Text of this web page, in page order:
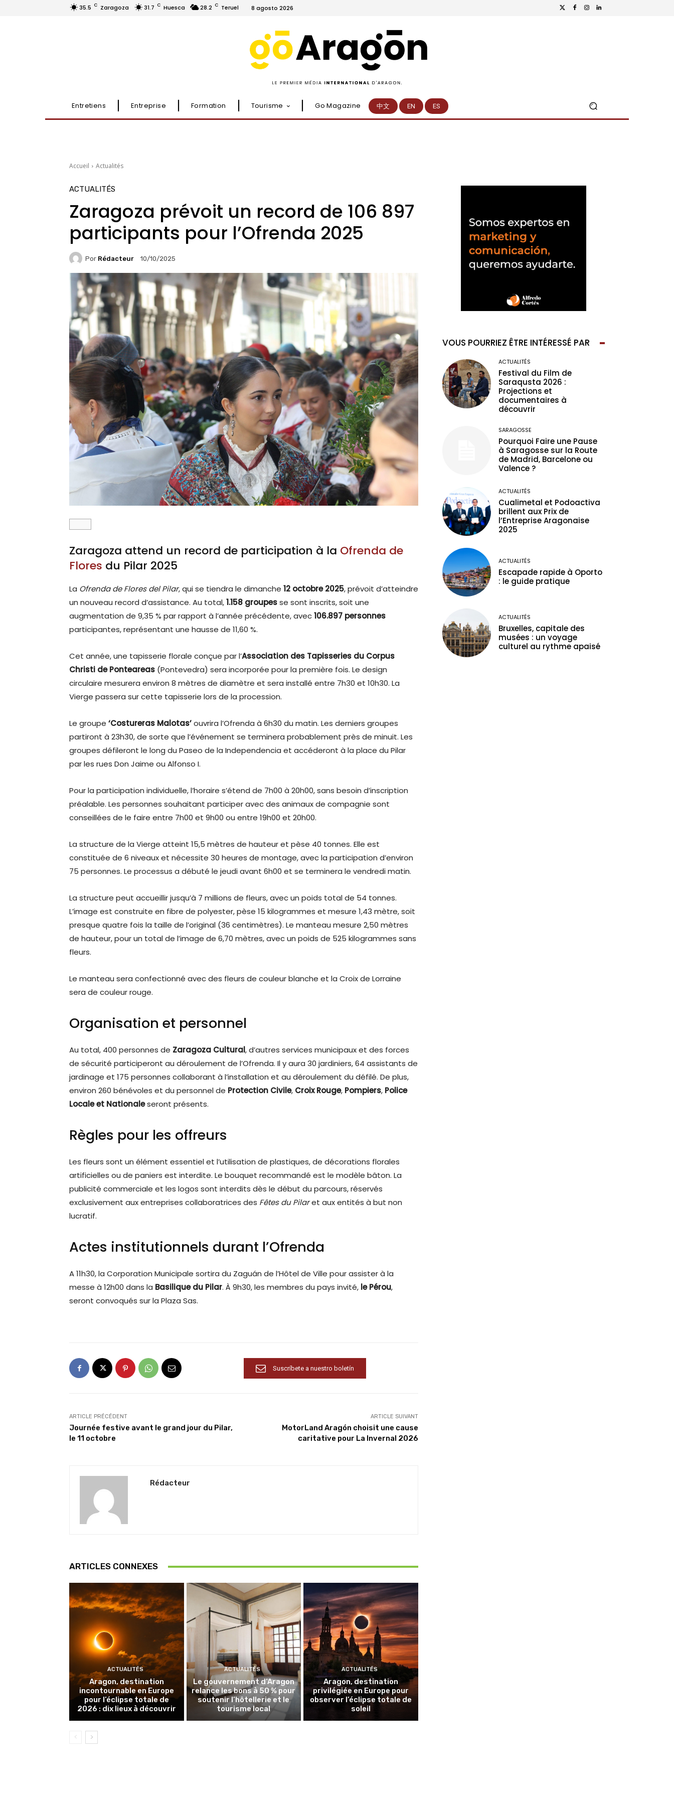
35.5 C Zaragoza 31.7 C Huesca 28.2 C Teruel 8 agosto 2026
Entretiens Entreprise Formation Tourisme Go Magazine 中文 EN ES
Accueil Actualités
ACTUALITÉS
Zaragoza prévoit un record de 106 897
participants pour l’Ofrenda 2025
Por Rédacteur 10/10/2025
Zaragoza attend un record de participation à la Ofrenda de
Flores du Pilar 2025
La Ofrenda de Flores del Pilar, qui se tiendra le dimanche 12 octobre 2025, prévoit d’atteindre
un nouveau record d’assistance. Au total,1.158 groupesse sont inscrits, soit une
augmentation de 9,35 % par rapport à l’année précédente, avec106.897 personnes
participantes, représentant une hausse de 11,60 %.
Cet année, une tapisserie florale conçue par l’Association des Tapisseries du Corpus
Christi de Ponteareas (Pontevedra) sera incorporée pour la première fois. Le design
circulaire mesurera environ 8 mètres de diamètre et sera installé entre 7h30 et 10h30. La
Vierge passera sur cette tapisserie lors de la procession.
Le groupe ‘Costureras Malotas’ouvrira l’Ofrenda à 6h30 du matin. Les derniers groupes
partiront à 23h30, de sorte que l’événement se terminera probablement près de minuit. Les
groupes défileront le long du Paseo de la Independencia et accéderont à la place du Pilar
par les rues Don Jaime ou Alfonso I.
Pour la participation individuelle, l’horaire s’étend de 7h00 à 20h00, sans besoin d’inscription
préalable. Les personnes souhaitant participer avec des animaux de compagnie sont
conseillées de le faire entre 7h00 et 9h00 ou entre 19h00 et 20h00.
La structure de la Vierge atteint 15,5 mètres de hauteur et pèse 40 tonnes. Elle est
constituée de 6 niveaux et nécessite 30 heures de montage, avec la participation d’environ
75 personnes. Le processus a débuté le jeudi avant 6h00 et se terminera le vendredi matin.
La structure peut accueillir jusqu’à 7 millions de fleurs, avec un poids total de 54 tonnes.
L’image est construite en fibre de polyester, pèse 15 kilogrammes et mesure 1,43 mètre, soit
presque quatre fois la taille de l’original (36 centimètres). Le manteau mesure 2,50 mètres
de hauteur, pour un total de l’image de 6,70 mètres, avec un poids de 525 kilogrammes sans
fleurs.
Le manteau sera confectionné avec des fleurs de couleur blanche et la Croix de Lorraine
sera de couleur rouge.
Organisation et personnel
Au total, 400 personnes de Zaragoza Cultural, d’autres services municipaux et des forces
de sécurité participeront au déroulement de l’Ofrenda. Il y aura 30 jardiniers, 64 assistants de
jardinage et 175 personnes collaborant à l’installation et au déroulement du défilé. De plus,
environ 260 bénévoles et du personnel de Protection Civile, Croix Rouge, Pompiers, Police
Locale et Nationaleseront présents.
Règles pour les offreurs
Les fleurs sont un élément essentiel et l’utilisation de plastiques, de décorations florales
artificielles ou de paniers est interdite. Le bouquet recommandé est le modèle bâton. La
publicité commerciale et les logos sont interdits dès le début du parcours, réservés
exclusivement aux entreprises collaboratrices des Fêtes du Pilaret aux entités à but non
lucratif.
Actes institutionnels durant l’Ofrenda
A 11h30, la Corporation Municipale sortira du Zaguán de l’Hôtel de Ville pour assister à la
messe à 12h00 dans la Basilique du Pilar. À 9h30, les membres du pays invité, le Pérou,
seront convoqués sur la Plaza Sas.
Suscríbete a nuestro boletín
ARTICLE PRÉCÉDENT
Journée festive avant le grand jour du Pilar,
le 11 octobre
ARTICLE SUIVANT
MotorLand Aragón choisit une cause
caritative pour La Invernal 2026
Rédacteur
ARTICLES CONNEXES
ACTUALITÉS
Aragon, destination
incontournable en Europe
pour l’éclipse totale de
2026 : dix lieux à découvrir
ACTUALITÉS
Le gouvernement d’Aragon
relance les bons à 50 % pour
soutenir l’hôtellerie et le
tourisme local
ACTUALITÉS
Aragon, destination
privilégiée en Europe pour
observer l’éclipse totale de
soleil
VOUS POURRIEZ ÊTRE INTÉRESSÉ PAR
ACTUALITÉS
Festival du Film de
Saraqusta 2026 :
Projections et
documentaires à
découvrir
SARAGOSSE
Pourquoi Faire une Pause
à Saragosse sur la Route
de Madrid, Barcelone ou
Valence ?
ACTUALITÉS
Cualimetal et Podoactiva
brillent aux Prix de
l’Entreprise Aragonaise
2025
ACTUALITÉS
Escapade rapide à Oporto
: le guide pratique
ACTUALITÉS
Bruxelles, capitale des
musées : un voyage
culturel au rythme apaisé